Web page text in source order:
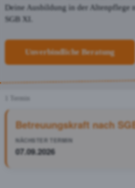
Deine Ausbildung in der Altenpflege
SGB XI.
Unverbindliche Beratung
1 Termin
Betreuungskraft nach
07.09.2026